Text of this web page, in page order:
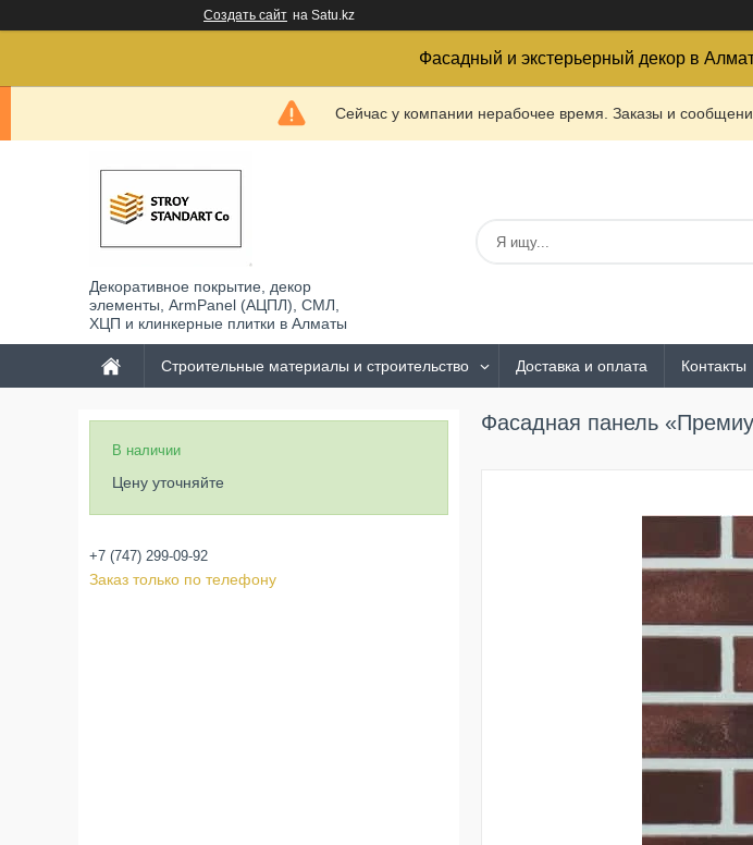
Создать сайт на Satu.kz
Фасадный и экстерьерный декор в
Сейчас у компании нерабочее время. Заказы и
Декоративное покрытие, декор
элементы, ArmPanel (АЦПЛ), СМЛ,
ХЦП и клинкерные плитки в Алматы
Строительные материалы и строительство Доставка и оплата Контакты
Фасадная панель
В наличии
Цену уточняйте
+7 (747) 299-09-92
Заказ только по телефону